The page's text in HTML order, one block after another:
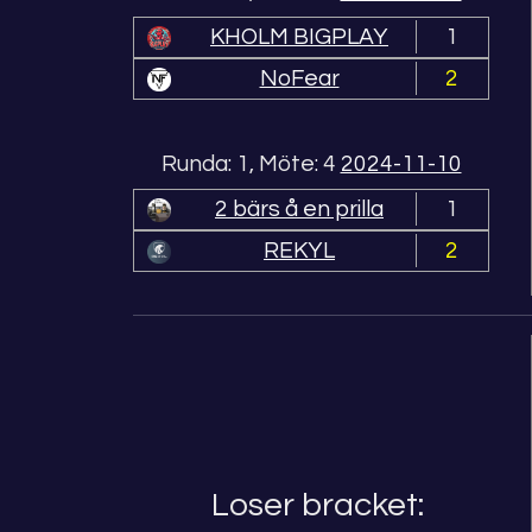
KHOLM BIGPLAY
1
NoFear
2
Runda: 1, Möte: 4 2024-11-10
2 bärs å en prilla
1
REKYL
2
Loser bracket: